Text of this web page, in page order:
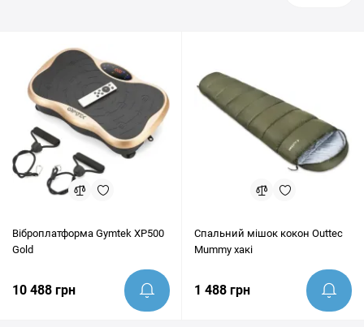
Віброплатформа Gymtek XP500
Gold
10 488 грн
Спальний мішок кокон Outtec
Mummy хакі
1 488 грн